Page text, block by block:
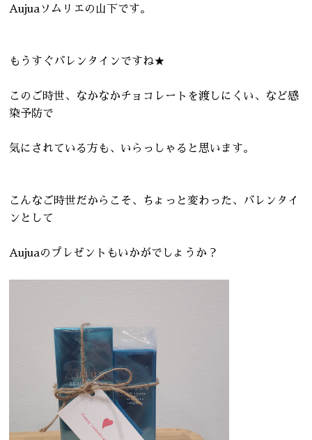
Aujuaソムリエの山下です。
もうすぐバレンタインですね★
このご時世、なかなかチョコレートを渡しにくい、など感
染予防で
気にされている方も、いらっしゃると思います。
こんなご時世だからこそ、ちょっと変わった、バレンタイ
ンとして
Aujuaのプレゼントもいかがでしょうか？